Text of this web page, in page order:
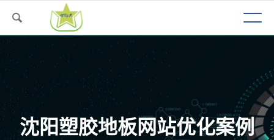
沈阳塑胶地板网站优化案例